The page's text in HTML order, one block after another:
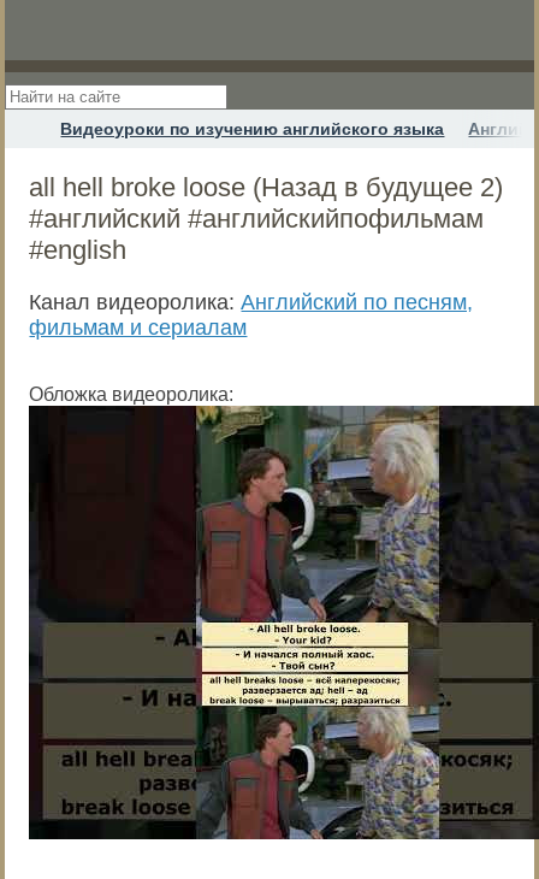
Видеоуроки по изучению английского языка
all hell broke loose (Назад в будущее 2)
#английский #английскийпофильмам
#english
Канал видеоролика:Английский по песням,
фильмам и сериалам
Обложка видеоролика: